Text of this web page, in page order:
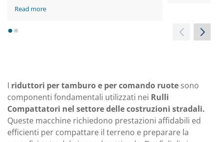
le coppie elevate in uno spazio ridotto e le
Read more
12
I riduttori per tamburo e per comando ruote sono
componenti fondamentali utilizzati nei Rulli
Compattatori nel settore delle costruzioni stradali.
Queste macchine richiedono prestazioni affidabili ed
efficienti per compattare il terreno e preparare la